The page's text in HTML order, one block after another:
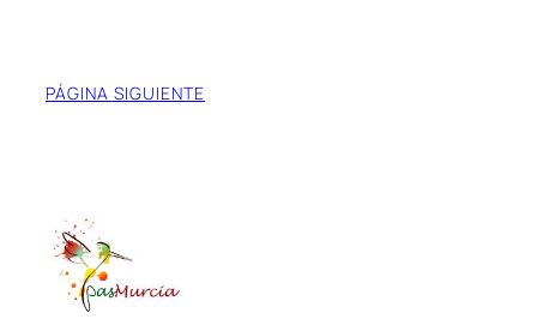
PÁGINA SIGUIENTE